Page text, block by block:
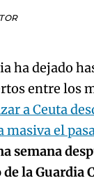
ha dejado
entre los
a Ceuta
masiva el
semana
la Guardia